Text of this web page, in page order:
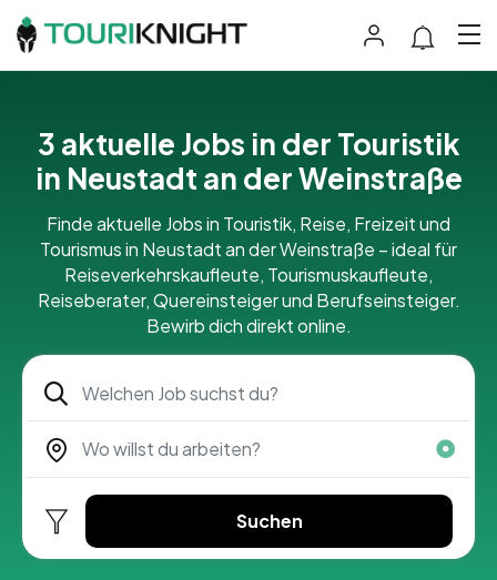
3 aktuelle Jobs in der Touristik
in Neustadt an der Weinstraße
Finde aktuelle Jobs in Touristik, Reise, Freizeit und
Tourismus in Neustadt an der Weinstraße – ideal für
Reiseverkehrskaufleute, Tourismuskaufleute,
Reiseberater, Quereinsteiger und Berufseinsteiger.
Bewirb dich direkt online.
Suchen